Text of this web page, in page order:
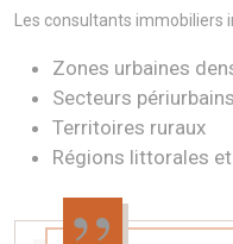
Les consultants
Zones urbaines
Secteurs périurbains
Territoires ruraux
Régions littorales